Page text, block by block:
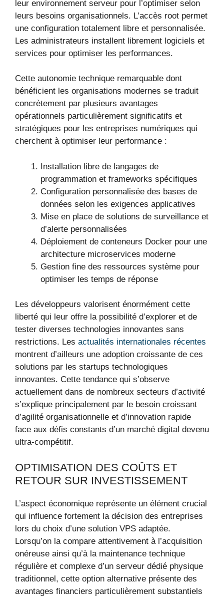
leur environnement serveur pour l’optimiser selon
leurs besoins organisationnels. L’accès root permet
une configuration totalement libre et personnalisée.
Les administrateurs installent librement logiciels et
services pour optimiser les performances.
Cette autonomie technique remarquable dont
bénéficient les organisations modernes se traduit
concrètement par plusieurs avantages
opérationnels particulièrement significatifs et
stratégiques pour les entreprises numériques qui
cherchent à optimiser leur performance :
Installation libre de langages de
programmation et frameworks spécifiques
Configuration personnalisée des bases de
données selon les exigences applicatives
Mise en place de solutions de surveillance et
d’alerte personnalisées
Déploiement de conteneurs Docker pour une
architecture microservices moderne
Gestion fine des ressources système pour
optimiser les temps de réponse
Les développeurs valorisent énormément cette
liberté qui leur offre la possibilité d’explorer et de
tester diverses technologies innovantes sans
restrictions. Les actualités internationales récentes
montrent d’ailleurs une adoption croissante de ces
solutions par les startups technologiques
innovantes. Cette tendance qui s’observe
actuellement dans de nombreux secteurs d’activité
s’explique principalement par le besoin croissant
d’agilité organisationnelle et d’innovation rapide
face aux défis constants d’un marché digital devenu
ultra-compétitif.
OPTIMISATION DES COÛTS ET
RETOUR SUR INVESTISSEMENT
L’aspect économique représente un élément crucial
qui influence fortement la décision des entreprises
lors du choix d’une solution VPS adaptée.
Lorsqu’on la compare attentivement à l’acquisition
onéreuse ainsi qu’à la maintenance technique
régulière et complexe d’un serveur dédié physique
traditionnel, cette option alternative présente des
avantages financiers particulièrement substantiels